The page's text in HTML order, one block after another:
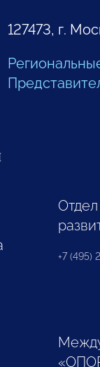
127473, г.
+7 (495)